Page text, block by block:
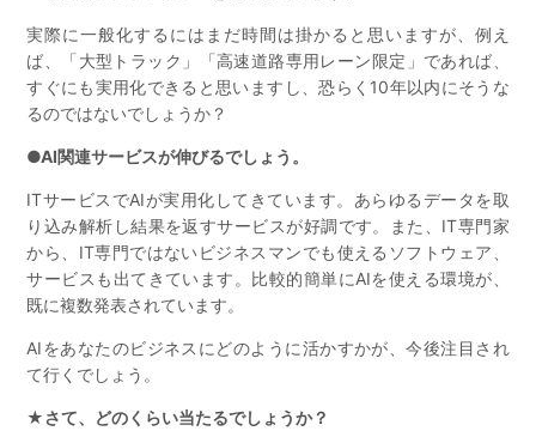
実際に一般化するにはまだ時間は掛かると思いますが、例え
ば、「大型トラック」「高速道路専用レーン限定」であれば、
すぐにも実用化できると思いますし、恐らく10年以内にそうな
るのではないでしょうか？
●AI関連サービスが伸びるでしょう。
ITサービスでAIが実用化してきています。あらゆるデータを取
り込み解析し結果を返すサービスが好調です。また、IT専門家
から、IT専門ではないビジネスマンでも使えるソフトウェア、
サービスも出てきています。比較的簡単にAIを使える環境が、
既に複数発表されています。
AIをあなたのビジネスにどのように活かすかが、今後注目され
て行くでしょう。
★さて、どのくらい当たるでしょうか？